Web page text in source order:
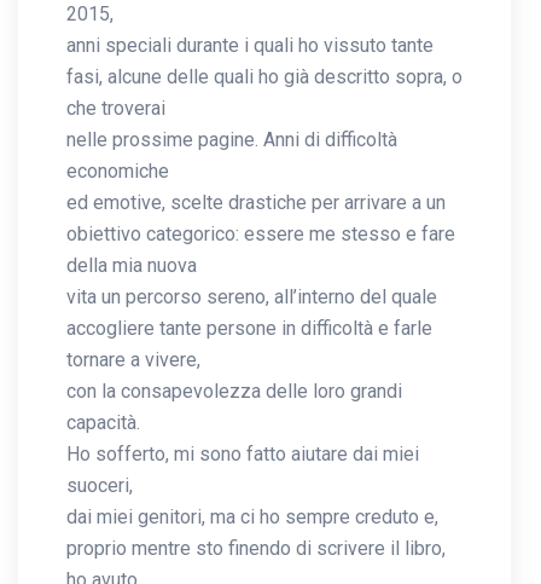
2015,
anni speciali durante i quali ho vissuto tante
fasi, alcune delle quali ho già descritto sopra, o
che troverai
nelle prossime pagine. Anni di difficoltà
economiche
ed emotive, scelte drastiche per arrivare a un
obiettivo categorico: essere me stesso e fare
della mia nuova
vita un percorso sereno, all’interno del quale
accogliere tante persone in difficoltà e farle
tornare a vivere,
con la consapevolezza delle loro grandi
capacità.
Ho sofferto, mi sono fatto aiutare dai miei
suoceri,
dai miei genitori, ma ci ho sempre creduto e,
proprio mentre sto finendo di scrivere il libro,